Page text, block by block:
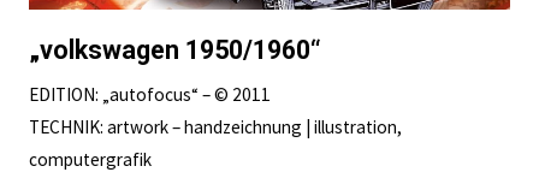
„volkswagen 1950/1960“
EDITION: „autofocus“ – © 2011
TECHNIK: artwork – handzeichnung | illustration,
computergrafik